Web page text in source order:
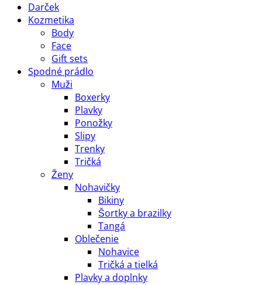
Darček
Kozmetika
Body
Face
Gift sets
Spodné prádlo
Muži
Boxerky
Plavky
Ponožky
Slipy
Trenky
Tričká
Ženy
Nohavičky
Bikiny
Šortky a brazilky
Tangá
Oblečenie
Nohavice
Tričká a tielká
Plavky a doplnky